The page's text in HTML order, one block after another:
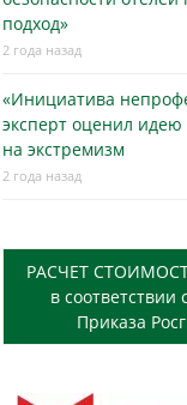
подход»
2 года назад
«Инициатива
эксперт оценил идею
на экстремизм
2 года назад
РАСЧЕТ
в соответствии
Приказа